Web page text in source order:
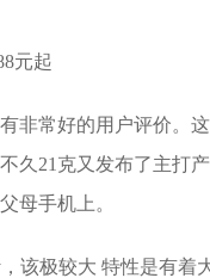
非常好的用户评价。
久21克又发布了主打
母手机上。
该极较大 特性是有着